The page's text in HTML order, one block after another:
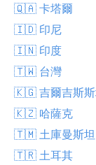
🇶🇦 卡塔爾
🇮🇩 印尼
🇮🇳 印度
🇹🇼 台灣
🇰🇬 吉爾吉斯斯
🇰🇿 哈薩克
🇹🇲 土庫曼斯坦
🇹🇷 土耳其